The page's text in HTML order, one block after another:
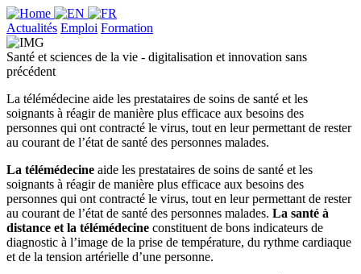
Actualités Emploi Formation
Santé et sciences de la vie - digitalisation et innovation sans
précédent
La télémédecine aide les prestataires de soins de santé et les
soignants à réagir de manière plus efficace aux besoins des
personnes qui ont contracté le virus, tout en leur permettant de rester
au courant de l’état de santé des personnes malades.
La télémédecine aide les prestataires de soins de santé et les
soignants à réagir de manière plus efficace aux besoins des
personnes qui ont contracté le virus, tout en leur permettant de rester
au courant de l’état de santé des personnes malades. La santé à
distance et la télémédecine constituent de bons indicateurs de
diagnostic à l’image de la prise de température, du rythme cardiaque
et de la tension artérielle d’une personne.